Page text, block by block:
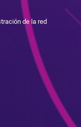
de la red